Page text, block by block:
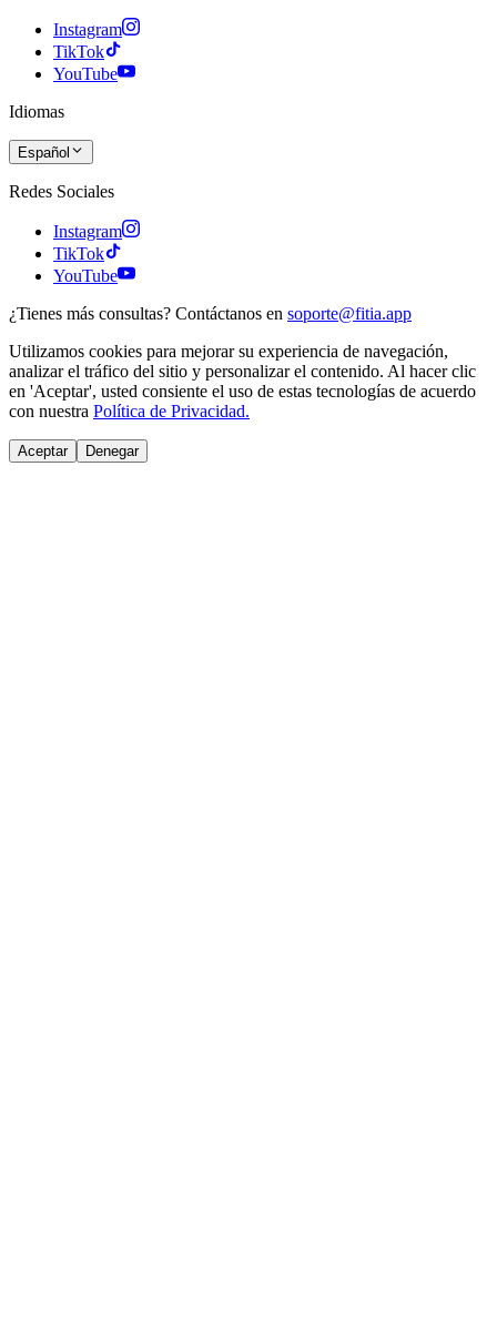
Instagram
TikTok
YouTube
Idiomas
Español
Redes Sociales
Instagram
TikTok
YouTube
¿Tienes más consultas? Contáctanos en soporte@fitia.app
Utilizamos cookies para mejorar su experiencia de navegación,
analizar el tráfico del sitio y personalizar el contenido. Al hacer clic
en 'Aceptar', usted consiente el uso de estas tecnologías de acuerdo
con nuestra Política de Privacidad.
Aceptar Denegar